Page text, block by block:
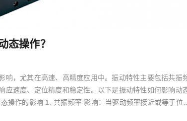
态操作？
响，尤其在高速、高精度应用中。振动特性主要包括共振
应速度、定位精度和稳定性。以下是振动特性如何影响动
操作的影响 1. 共振频率 影响：当驱动频率接近或等于位移